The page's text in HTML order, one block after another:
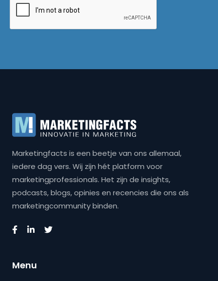
Marketingfacts is een beetje van ons allemaal,
iedere dag vers. Wij zijn hét platform voor
marketingprofessionals. Het zijn de insights,
podcasts, blogs, opinies en recencies die ons als
marketingcommunity binden.
Menu